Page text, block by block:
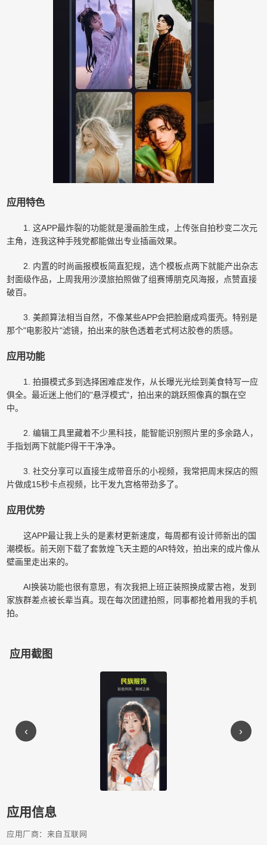
应用特色
1. 这APP最炸裂的功能就是漫画脸生成，上传张自拍秒变二次元
主角，连我这种手残党都能做出专业插画效果。
2. 内置的时尚画报模板简直犯规，选个模板点两下就能产出杂志
封面级作品，上周我用沙漠旅拍照做了组赛博朋克风海报，点赞直接
破百。
3. 美颜算法相当自然，不像某些APP会把脸磨成鸡蛋壳。特别是
那个"电影胶片"滤镜，拍出来的肤色透着老式柯达胶卷的质感。
应用功能
1. 拍摄模式多到选择困难症发作，从长曝光光绘到美食特写一应
俱全。最近迷上他们的"悬浮模式"，拍出来的跳跃照像真的飘在空
中。
2. 编辑工具里藏着不少黑科技，能智能识别照片里的多余路人，
手指划两下就能P得干干净净。
3. 社交分享可以直接生成带音乐的小视频，我常把周末探店的照
片做成15秒卡点视频，比干发九宫格带劲多了。
应用优势
这APP最让我上头的是素材更新速度，每周都有设计师新出的国
潮模板。前天刚下载了套敦煌飞天主题的AR特效，拍出来的成片像从
壁画里走出来的。
AI换装功能也很有意思，有次我把上班正装照换成蒙古袍，发到
家族群差点被长辈当真。现在每次团建拍照，同事都抢着用我的手机
拍。
应用截图
‹ ›
应用信息
应用厂商：来自互联网